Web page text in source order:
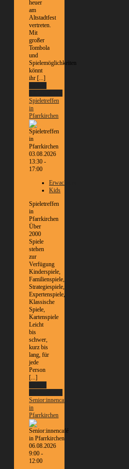
heuer
am
Altstadtfest
vertreten.
Mit
großer
Tombola
und
Spielemöglichkeiten
könnt
ihr [...]
Spieletreffen
in
Pfarrkirchen
03.08.2026
13:30 -
17:00
Erwachsene
Kids
Spieletreffen
in
Pfarrkirchen
Über
2000
Spiele
stehen
zur
Verfügung
Kinderspiele,
Familienspiele,
Strategiespiele,
Expertenspiele,
Klassische
Spiele,
Kartenspiele
Leicht
bis
schwer,
kurz bis
lang, für
jede
Person
[...]
Senior:innencafé
in
Pfarrkirchen
06.08.2026
9:00 -
12:00